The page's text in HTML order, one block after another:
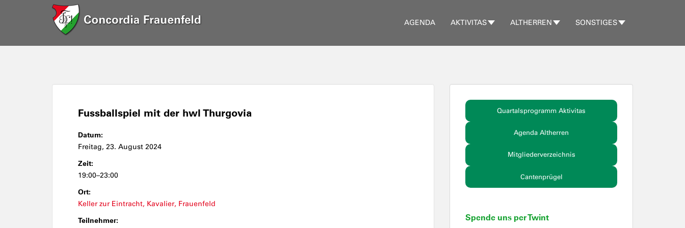
AGENDA AKTIVITAS ALTHERREN SONSTIGES
Fussballspiel mit der hwl Thurgovia
Datum:
Freitag, 23. August 2024
Zeit:
19:00–23:00
Ort:
Keller zur Eintracht, Kavalier, Frauenfeld
Teilnehmer:
Quartalsprogramm Aktivitas
Agenda Altherren
Mitgliederverzeichnis
Cantenprügel
Spende uns per Twint